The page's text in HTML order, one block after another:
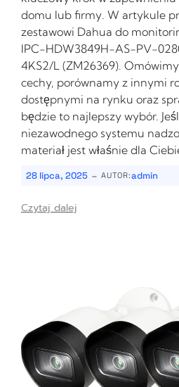
domu lub firmy. W artykule
zestawowi Dahua do
IPC-HDW3849H-AS-PV-
4KS2/L (ZM26369).
cechy, porównamy z innymi
dostępnymi na rynku oraz
będzie to najlepszy wybór.
niezawodnego systemu
materiał jest właśnie dla
28 lipca, 2025 - AUTOR:admin
Czytaj dalej